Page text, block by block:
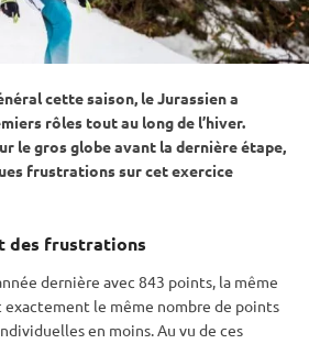
cette saison, le Jurassien a
rôles tout au long de l’hiver.
le gros globe avant la dernière étape,
frustrations sur cet exercice
des frustrations
dernière avec 843 points, la même
exactement le même nombre de points
en moins. Au vu de ces